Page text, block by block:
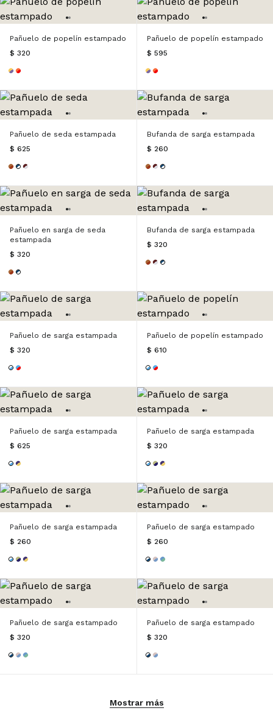
Pañuelo de popelín estampado
$ 320
Pañuelo de popelín estampado
$ 595
Pañuelo de seda estampada
$ 625
Bufanda de sarga estampada
$ 260
Pañuelo en sarga de seda
estampada
$ 320
Bufanda de sarga estampada
$ 320
Pañuelo de sarga estampada
$ 320
Pañuelo de popelín estampado
$ 610
Pañuelo de sarga estampada
$ 625
Pañuelo de sarga estampada
$ 320
Pañuelo de sarga estampada
$ 260
Pañuelo de sarga estampado
$ 260
Pañuelo de sarga estampado
$ 320
Pañuelo de sarga estampado
$ 320
Mostrar más